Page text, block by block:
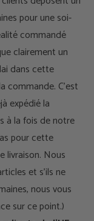
pour une soi-
commandé
clairement un
dans cette
commande. C'est
expédié la
à la fois de notre
pour cette
livraison. Nous
et s'ils ne
nous vous
sur ce point.)